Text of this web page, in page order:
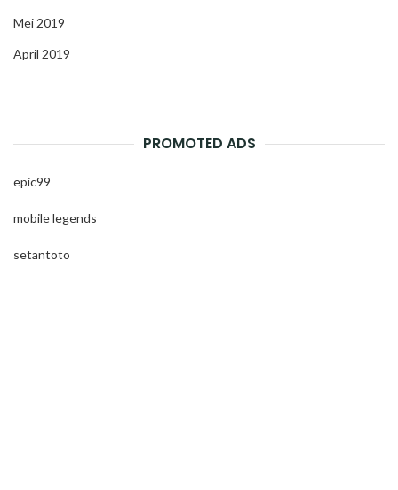
Mei 2019
April 2019
PROMOTED ADS
epic99
mobile legends
setantoto